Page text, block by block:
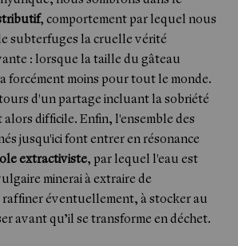
, comportement par lequel nous
subterfuges la cruelle vérité
: lorsque la taille du gâteau
forcément moins pour tout le monde.
d'un partage incluant la sobriété
alors difficile. Enfin, l'ensemble des
jusqu'ici font entrer en résonance
extractiviste, par lequel l'eau est
minerai à extraire de
éventuellement, à stocker au
avant qu’il se transforme en déchet.